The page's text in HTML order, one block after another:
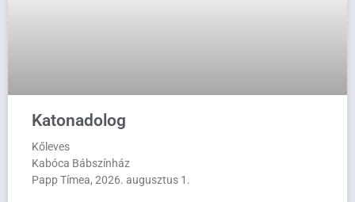
Katonadolog
Kőleves
Kabóca Bábszínház
Papp Tímea, 2026. augusztus 1.